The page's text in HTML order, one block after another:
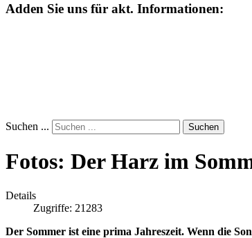
Adden Sie uns für akt. Informationen:
Suchen ... Suchen
Fotos: Der Harz im
Details
Zugriffe: 21283
Der Sommer ist eine prima Jahreszeit. Wenn die